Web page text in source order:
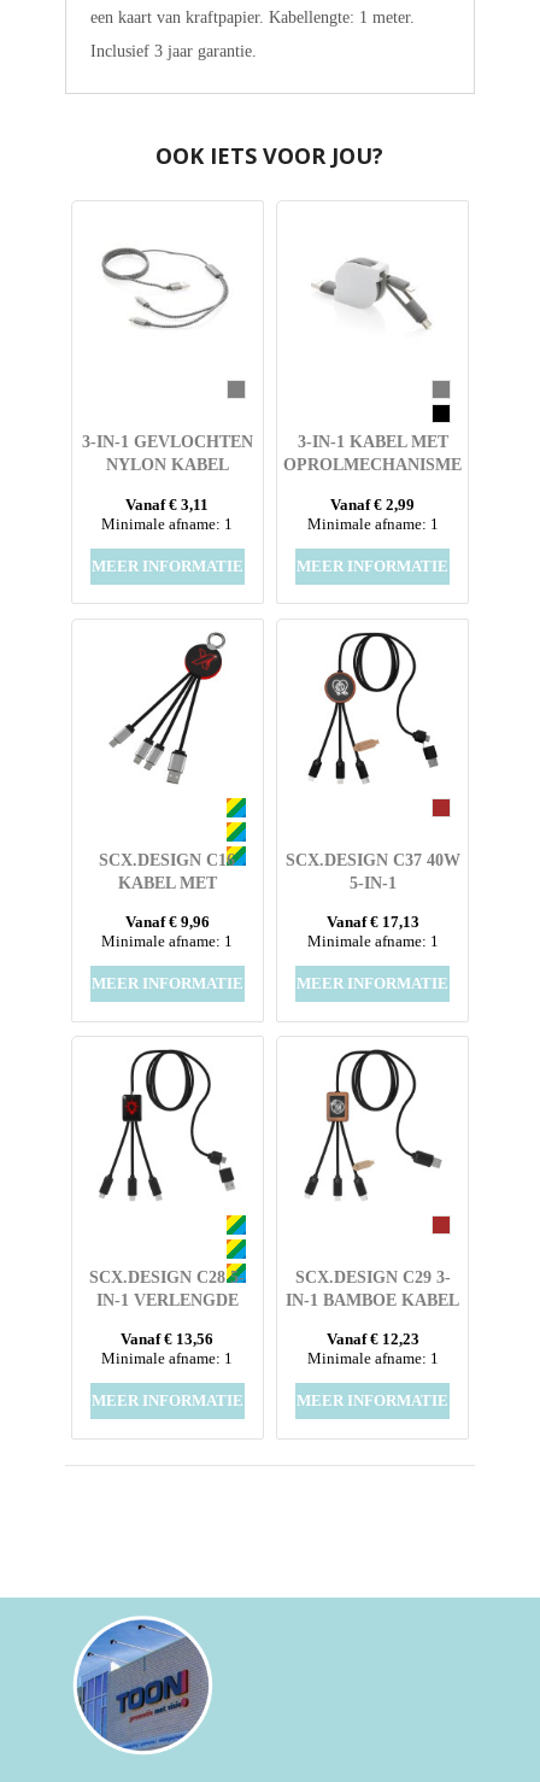
een kaart van kraftpapier. Kabellengte: 1 meter.
Inclusief 3 jaar garantie.
OOK IETS VOOR JOU?
3-IN-1 GEVLOCHTEN
NYLON KABEL
Vanaf € 3,11
Minimale afname: 1
MEER INFORMATIE
3-IN-1 KABEL MET
OPROLMECHANISME
Vanaf € 2,99
Minimale afname: 1
MEER INFORMATIE
SCX.DESIGN C16
KABEL MET
Vanaf € 9,96
Minimale afname: 1
MEER INFORMATIE
SCX.DESIGN C37 40W
5-IN-1
RPET MET
OPLICHTEND LOGO
EN RONDE HOUTEN
Vanaf € 17,13
Minimale afname: 1
MEER INFORMATIE
SCX.DESIGN C28 5-
IN-1 VERLENGDE
Vanaf € 13,56
Minimale afname: 1
MEER INFORMATIE
SCX.DESIGN C29 3-
IN-1 BAMBOE KABEL
Vanaf € 12,23
Minimale afname: 1
MEER INFORMATIE